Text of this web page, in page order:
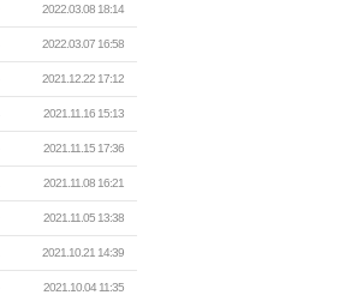
2022.03.08 18:14
2022.03.07 16:58
2021.12.22 17:12
2021.11.16 15:13
2021.11.15 17:36
2021.11.08 16:21
2021.11.05 13:38
2021.10.21 14:39
2021.10.04 11:35